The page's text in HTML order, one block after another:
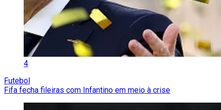
4
Futebol
Fifa fecha fileiras com Infantino em meio à crise